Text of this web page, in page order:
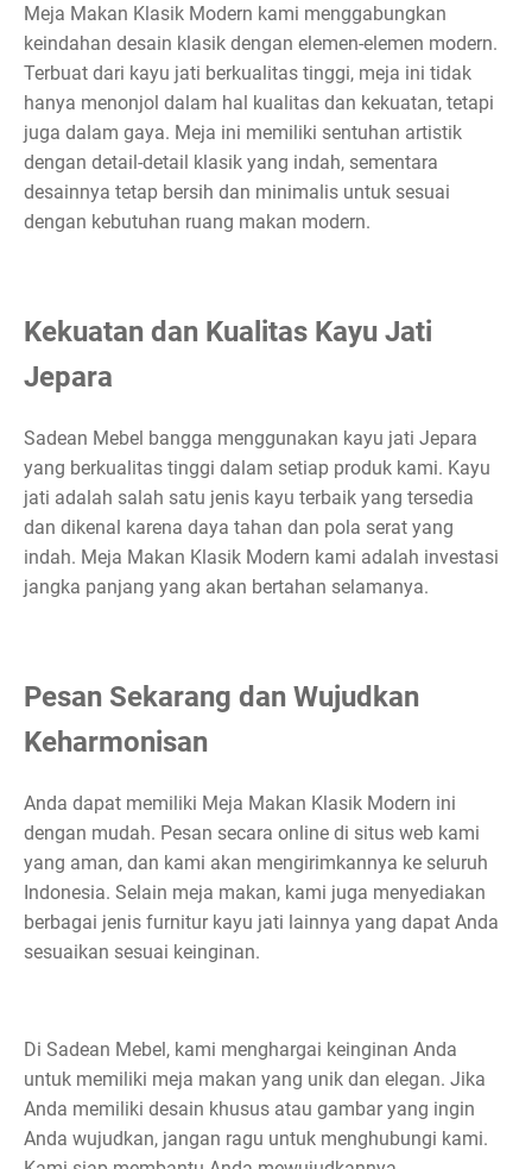
Meja Makan Klasik Modern kami menggabungkan
keindahan desain klasik dengan elemen-elemen modern.
Terbuat dari kayu jati berkualitas tinggi, meja ini tidak
hanya menonjol dalam hal kualitas dan kekuatan, tetapi
juga dalam gaya. Meja ini memiliki sentuhan artistik
dengan detail-detail klasik yang indah, sementara
desainnya tetap bersih dan minimalis untuk sesuai
dengan kebutuhan ruang makan modern.
Kekuatan dan Kualitas Kayu Jati
Jepara
Sadean Mebel bangga menggunakan kayu jati Jepara
yang berkualitas tinggi dalam setiap produk kami. Kayu
jati adalah salah satu jenis kayu terbaik yang tersedia
dan dikenal karena daya tahan dan pola serat yang
indah. Meja Makan Klasik Modern kami adalah investasi
jangka panjang yang akan bertahan selamanya.
Pesan Sekarang dan Wujudkan
Keharmonisan
Anda dapat memiliki Meja Makan Klasik Modern ini
dengan mudah. Pesan secara online di situs web kami
yang aman, dan kami akan mengirimkannya ke seluruh
Indonesia. Selain meja makan, kami juga menyediakan
berbagai jenis furnitur kayu jati lainnya yang dapat Anda
sesuaikan sesuai keinginan.
Di Sadean Mebel, kami menghargai keinginan Anda
untuk memiliki meja makan yang unik dan elegan. Jika
Anda memiliki desain khusus atau gambar yang ingin
Anda wujudkan, jangan ragu untuk menghubungi kami.